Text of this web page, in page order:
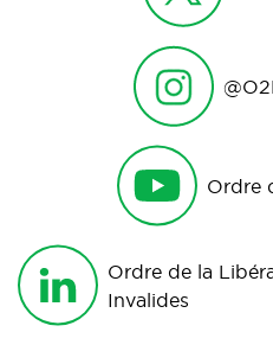
Ordre
Ordre de la
Invalides